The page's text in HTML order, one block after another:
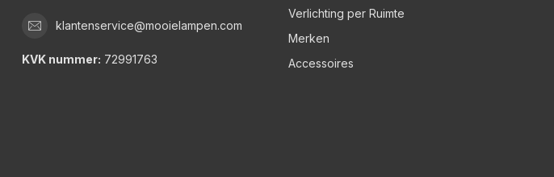
klantenservice@mooielampen.com
KVK nummer: 72991763
Verlichting per Ruimte
Merken
Accessoires